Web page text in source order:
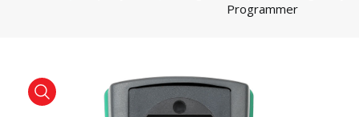
Programmer
product view